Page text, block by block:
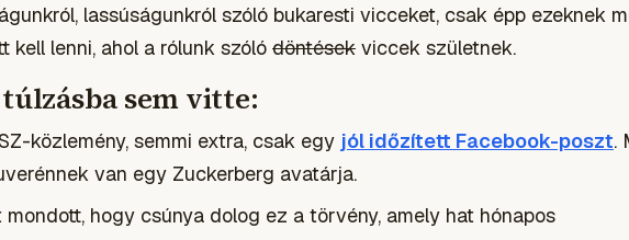
lassúságunkról szóló bukaresti vicceket, csak épp ezeknek
kell lenni, ahol a rólunk szóló döntések viccek születnek.
sem vitte:
közlemény, semmi extra, csak egy jól időzített Facebook-poszt.
van egy Zuckerberg avatárja.
hogy csúnya dolog ez a törvény, amely hat hónapos